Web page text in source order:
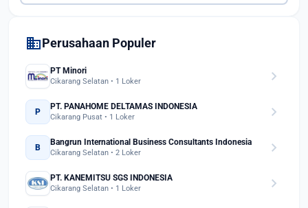
domainPerusahaan Populer
PT Minori
Cikarang Selatan • 1 Loker chevron_right
P
PT. PANAHOME DELTAMAS INDONESIA
Cikarang Pusat • 1 Loker chevron_right
B
Bangrun International Business Consultants Indonesia
Cikarang Selatan • 2 Loker chevron_right
PT. KANEMITSU SGS INDONESIA
Cikarang Selatan • 1 Loker chevron_right